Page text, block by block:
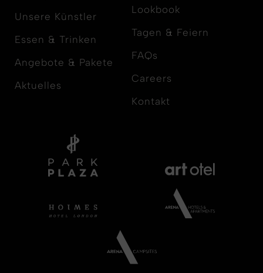
Unsere Künstler
Essen & Trinken
Angebote & Pakete
Aktuelles
Lookbook
Tagen & Feiern
FAQs
Careers
Kontakt